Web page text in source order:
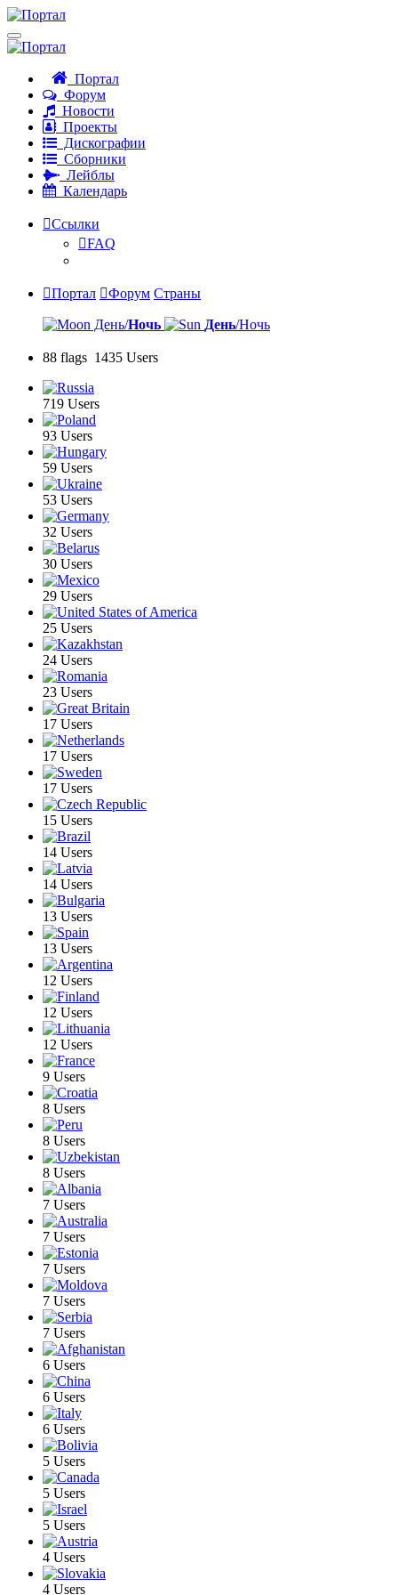
Портал
Форум
Новости
Проекты
Дискографии
Сборники
Лейблы
Календарь
Ссылки
FAQ
Портал Форум Страны
День/Ночь День/Ночь
88 flags 1435 Users
719 Users
93 Users
59 Users
53 Users
32 Users
30 Users
29 Users
25 Users
24 Users
23 Users
17 Users
17 Users
17 Users
15 Users
14 Users
14 Users
13 Users
13 Users
12 Users
12 Users
12 Users
9 Users
8 Users
8 Users
8 Users
7 Users
7 Users
7 Users
7 Users
7 Users
6 Users
6 Users
6 Users
5 Users
5 Users
5 Users
4 Users
4 Users